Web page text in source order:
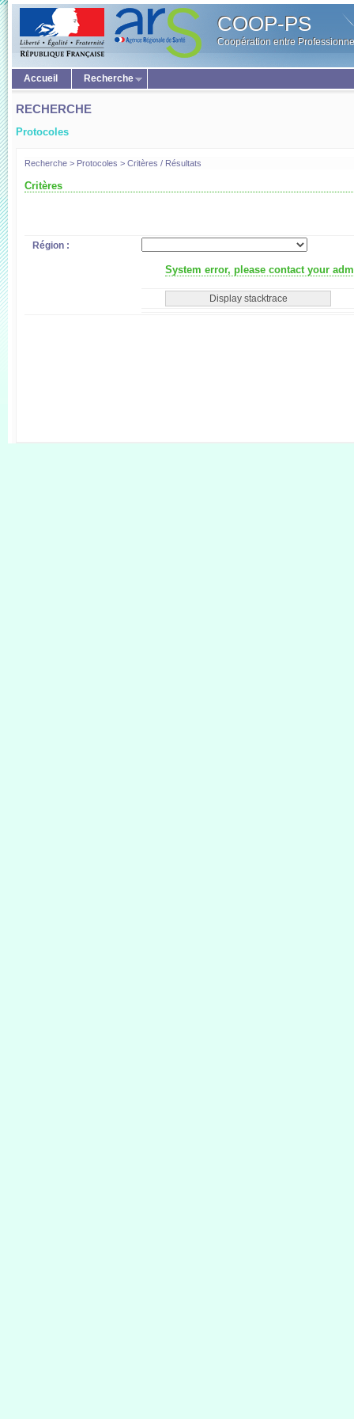
COOP-PS
Coopération entre
Accueil Recherche
RECHERCHE
Protocoles
Recherche > Protocoles > Critères / Résultats
Critères
Région :
System error, please contact your